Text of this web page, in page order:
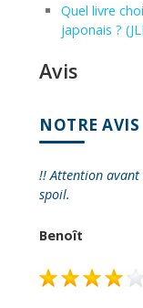
Quel livre
japonais ?
Avis
NOTRE
!! Attention avant
spoil.
Benoît